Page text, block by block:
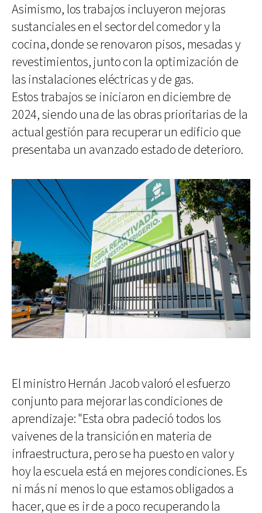
Asimismo, los trabajos incluyeron mejoras
sustanciales en el sector del comedor y la
cocina, donde se renovaron pisos, mesadas y
revestimientos, junto con la optimización de
las instalaciones eléctricas y de gas.
Estos trabajos se iniciaron en diciembre de
2024, siendo una de las obras prioritarias de la
actual gestión para recuperar un edificio que
presentaba un avanzado estado de deterioro.
El ministro Hernán Jacob valoró el esfuerzo
conjunto para mejorar las condiciones de
aprendizaje: "Esta obra padeció todos los
vaivenes de la transición en materia de
infraestructura, pero se ha puesto en valor y
hoy la escuela está en mejores condiciones. Es
ni más ni menos lo que estamos obligados a
hacer, que es ir de a poco recuperando la